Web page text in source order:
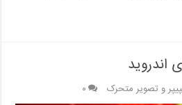
و تصویر متحرک ۰